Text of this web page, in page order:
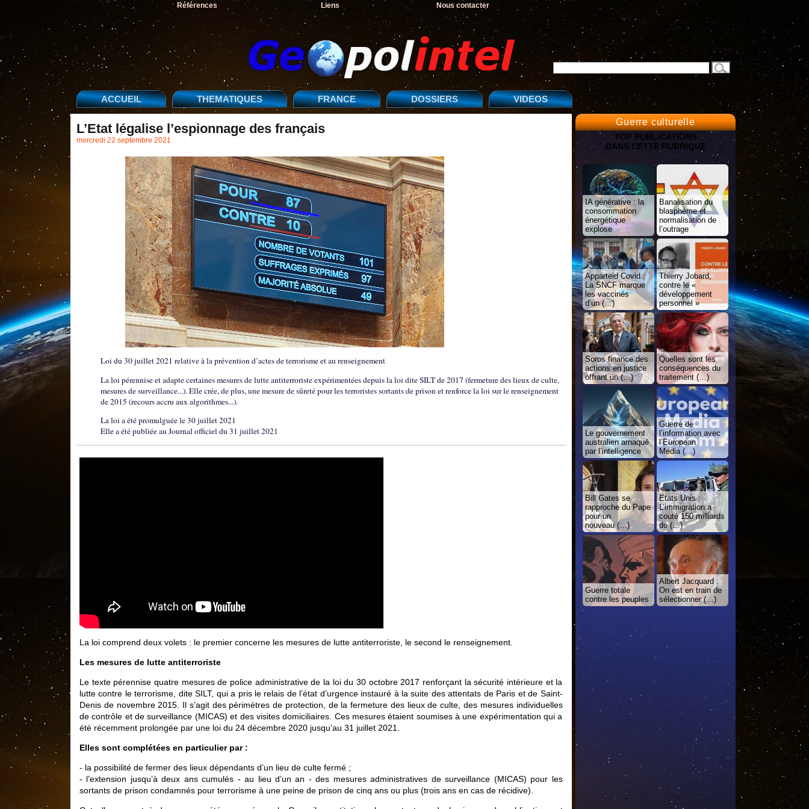
Références Liens Nous contacter
ACCUEIL THEMATIQUES FRANCE DOSSIERS VIDEOS
L’Etat légalise l’espionnage des français
mercredi 22 septembre 2021
Loi du 30 juillet 2021 relative à la prévention d’actes de terrorisme et au renseignement
La loi pérennise et adapte certaines mesures de lutte antiterroriste expérimentées depuis la loi dite SILT de 2017 (fermeture des lieux de culte,
mesures de surveillance...). Elle crée, de plus, une mesure de sûreté pour les terroristes sortants de prison et renforce la loi sur le renseignement
de 2015 (recours accru aux algorithmes...).
La loi a été promulguée le 30 juillet 2021
Elle a été publiée au Journal officiel du 31 juillet 2021
La loi comprend deux volets : le premier concerne les mesures de lutte antiterroriste, le second le renseignement.
Les mesures de lutte antiterroriste
Le texte pérennise quatre mesures de police administrative de la loi du 30 octobre 2017 renforçant la sécurité intérieure et la
lutte contre le terrorisme, dite SILT, qui a pris le relais de l’état d’urgence instauré à la suite des attentats de Paris et de Saint-
Denis de novembre 2015. Il s’agit des périmètres de protection, de la fermeture des lieux de culte, des mesures individuelles
de contrôle et de surveillance (MICAS) et des visites domiciliaires. Ces mesures étaient soumises à une expérimentation qui a
été récemment prolongée par une loi du 24 décembre 2020 jusqu’au 31 juillet 2021.
Elles sont complétées en particulier par :
- la possibilité de fermer des lieux dépendants d’un lieu de culte fermé ;
- l’extension jusqu’à deux ans cumulés - au lieu d’un an - des mesures administratives de surveillance (MICAS) pour les
sortants de prison condamnés pour terrorisme à une peine de prison de cinq ans ou plus (trois ans en cas de récidive).
Guerre culturelle
TOP PUBLICATIONS
DANS CETTE RUBRIQUE
IA générative : la
consommation
énergétique
explose
Banalisation du
blasphème et
normalisation de
l’outrage
Apparteid Covid :
La SNCF marque
les vaccinés
d’un (…)
Thierry Jobard,
contre le «
développement
personnel »
Soros finance des
actions en justice
offrant un (…)
Quelles sont les
conséquences du
traitement (…)
Le gouvernement
australien arnaqué
par l’intelligence
Guerre de
l’information avec
l’European
Media (…)
Bill Gates se
rapproche du Pape
pour un
nouveau (…)
Etats Unis :
L’immigration a
couté 150 milliards
de (…)
Guerre totale
contre les peuples
Albert Jacquard :
On est en train de
sélectionner (…)